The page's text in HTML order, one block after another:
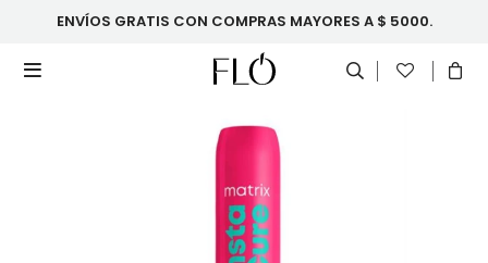
ENVÍOS GRATIS CON COMPRAS MAYORES A $ 5000.
